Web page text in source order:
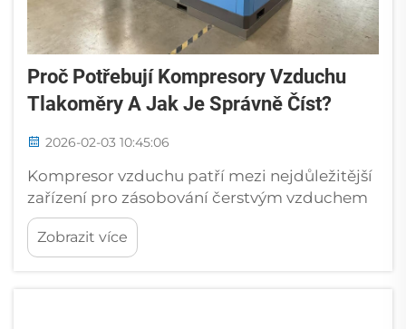
Proč Potřebují Kompresory Vzduchu
Tlakoměry A Jak Je Správně Číst?
2026-02-03 10:45:06
Kompresor vzduchu patří mezi nejdůležitější
zařízení pro zásobování čerstvým vzduchem
v oblasti stavebnictví a průmyslové výroby
obecně, ale také v mnoha běžných
každodenních činnostech pro různé nástroje
Zobrazit více